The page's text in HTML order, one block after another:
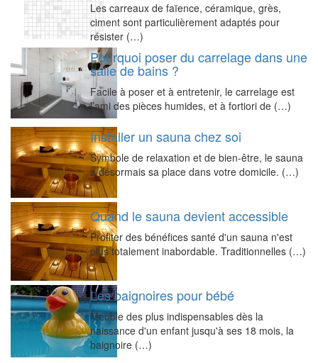
Les carreaux de faïence, céramique, grès,
ciment sont particulièrement adaptés pour
résister (…)
Pourquoi poser du carrelage dans une
salle de bains ?
Facile à poser et à entretenir, le carrelage est
l’ami des pièces humides, et à fortiori de (…)
Installer un sauna chez soi
Symbole de relaxation et de bien-être, le sauna
a désormais sa place dans votre domicile. (…)
Quand le sauna devient accessible
Profiter des bénéfices santé d'un sauna n'est
plus totalement inabordable. Traditionnelles (…)
Les baignoires pour bébé
Meuble des plus indispensables dès la
naissance d'un enfant jusqu'à ses 18 mois, la
baignoire (…)